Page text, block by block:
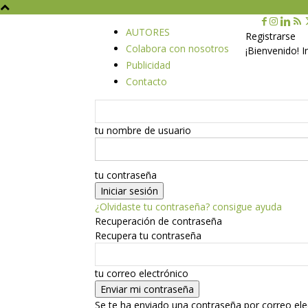
AUTORES
Colabora con nosotros
Publicidad
Contacto
Registrarse
¡Bienvenido!
tu nombre de usuario
tu contraseña
¿Olvidaste tu contraseña? consigue ayuda
Recuperación de contraseña
Recupera tu contraseña
tu correo electrónico
Se te ha enviado una contraseña por correo